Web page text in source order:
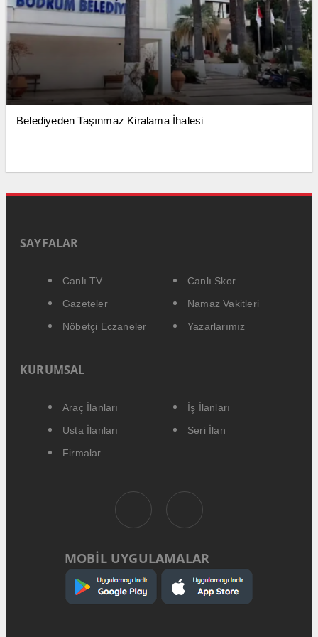
Belediyeden Taşınmaz Kiralama İhalesi
SAYFALAR
Canlı TV
Canlı Skor
Gazeteler
Namaz Vakitleri
Nöbetçi Eczaneler
Yazarlarımız
KURUMSAL
Araç İlanları
İş İlanları
Usta İlanları
Seri İlan
Firmalar
MOBİL UYGULAMALAR